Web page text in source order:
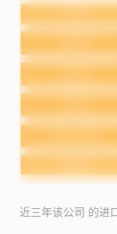
近三年该公司 的进